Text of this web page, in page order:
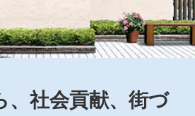
見学アスマチ-）
、社会貢献、街づ